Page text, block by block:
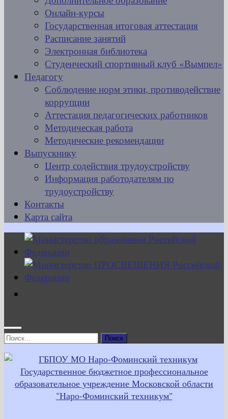
Онлайн-курсы
Государственная итоговая аттестация
Расписание занятий
Электронная библиотека
Студенческий спортивный клуб «Вымпел»
Педагогу
Соблюдение норм этики, противодействие
коррупции
Аттестация педагогических работников
Методическая работа
Методические рекомендации
Выпускнику
Центр содействия трудоустройству
Информация работодателям по
трудоустройству
Контакты
Карта сайта
Найти: